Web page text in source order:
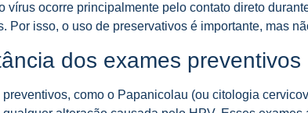
vírus ocorre principalmente pelo contato direto
Por isso, o uso de preservativos é importante, mas
dos exames preventivos
preventivos, como o Papanicolau (ou citologia